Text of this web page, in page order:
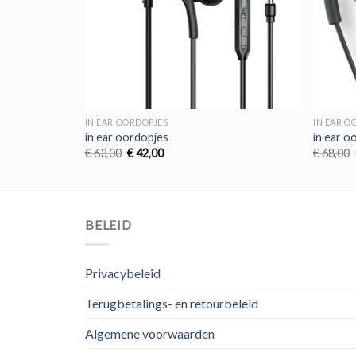
IN EAR OORDOPJES
in ear oordopjes
€63,00 Oorspronkelijke
€42,00Huidige
IN EAR
in ear
€68,00
BELEID
Privacybeleid
Terugbetalings- en retourbeleid
Algemene voorwaarden